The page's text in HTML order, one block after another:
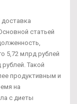
статьей
5,72 млрд рублей
Такой
продуктивным и
на
с диеты